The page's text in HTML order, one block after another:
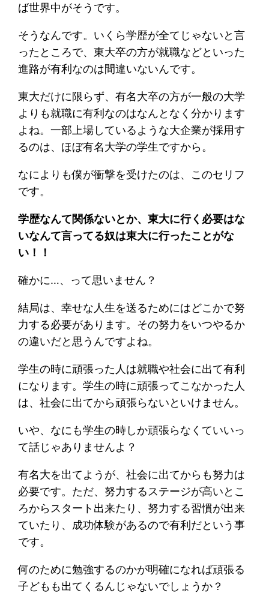
ば世界中がそうです。
そうなんです。いくら学歴が全てじゃないと言
ったところで、東大卒の方が就職などといった
進路が有利なのは間違いないんです。
東大だけに限らず、有名大卒の方が一般の大学
よりも就職に有利なのはなんとなく分かります
よね。一部上場しているような大企業が採用す
るのは、ほぼ有名大学の学生ですから。
なによりも僕が衝撃を受けたのは、このセリフ
です。
学歴なんて関係ないとか、東大に行く必要はな
いなんて言ってる奴は東大に行ったことがな
い！！
確かに…、って思いません？
結局は、幸せな人生を送るためにはどこかで努
力する必要があります。その努力をいつやるか
の違いだと思うんですよね。
学生の時に頑張った人は就職や社会に出て有利
になります。学生の時に頑張ってこなかった人
は、社会に出てから頑張らないといけません。
いや、なにも学生の時しか頑張らなくていいっ
て話じゃありませんよ？
有名大を出てようが、社会に出てからも努力は
必要です。ただ、努力するステージが高いとこ
ろからスタート出来たり、努力する習慣が出来
ていたり、成功体験があるので有利だという事
です。
何のために勉強するのかが明確になれば頑張る
子どもも出てくるんじゃないでしょうか？